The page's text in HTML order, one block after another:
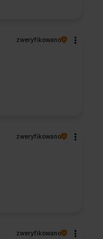
zweryfikowano
zweryfikowano
zweryfikowano